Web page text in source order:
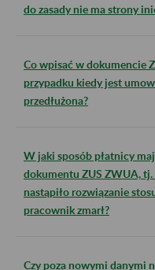
do zasady nie ma strony
Co wpisać w dokumencie
przypadku kiedy jest
przedłużona?
W jaki sposób płatnicy
dokumentu ZUS ZWUA,
nastąpiło rozwiązanie
pracownik zmarł?
Czy poza nowymi danymi